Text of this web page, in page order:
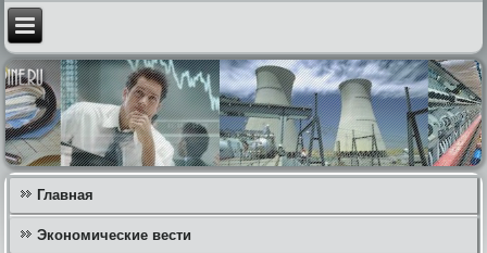
Главная
Экономические вести